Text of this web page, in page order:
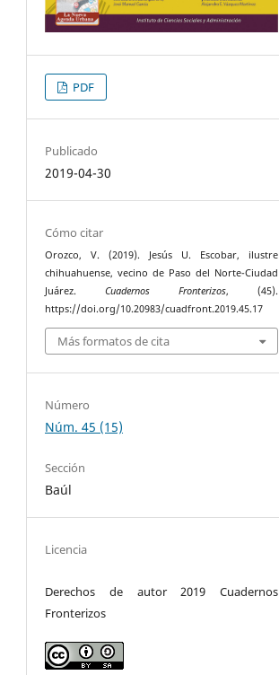
PDF
Publicado
2019-04-30
Cómo citar
Orozco, V. (2019). Jesús U. Escobar, ilustre
chihuahuense, vecino de Paso del Norte-Ciudad
Juárez.Cuadernos Fronterizos, (45).
https://doi.org/10.20983/cuadfront.2019.45.17
Más formatos de cita
Número
Núm. 45 (15)
Sección
Baúl
Licencia
Derechos de autor 2019 Cuadernos
Fronterizos